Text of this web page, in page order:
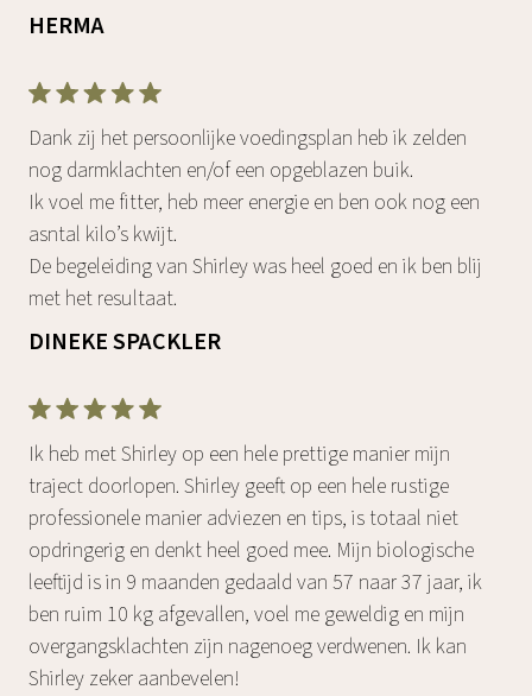
HERMA
Dank zij het persoonlijke voedingsplan heb ik zelden
nog darmklachten en/of een opgeblazen buik.
Ik voel me fitter, heb meer energie en ben ook nog een
asntal kilo’s kwijt.
De begeleiding van Shirley was heel goed en ik ben blij
met het resultaat.
DINEKE SPACKLER
Ik heb met Shirley op een hele prettige manier mijn
traject doorlopen. Shirley geeft op een hele rustige
professionele manier adviezen en tips, is totaal niet
opdringerig en denkt heel goed mee. Mijn biologische
leeftijd is in 9 maanden gedaald van 57 naar 37 jaar, ik
ben ruim 10 kg afgevallen, voel me geweldig en mijn
overgangsklachten zijn nagenoeg verdwenen. Ik kan
Shirley zeker aanbevelen!